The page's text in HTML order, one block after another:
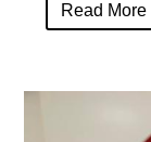
Read More